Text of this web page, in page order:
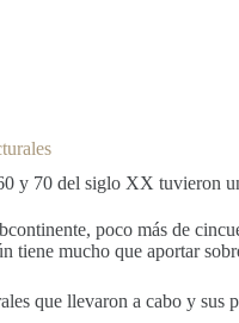
y 70 del siglo XX tuvieron
poco más de
mucho que aportar
que llevaron a cabo y